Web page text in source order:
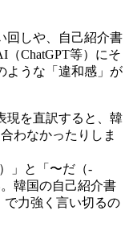
回しや、自己紹介書
ChatGPT等）にそ
ような「違和感」が
現を直訳すると、韓
わなかったりしま
」と「〜だ（-
韓国の自己紹介書
で力強く言い切るの